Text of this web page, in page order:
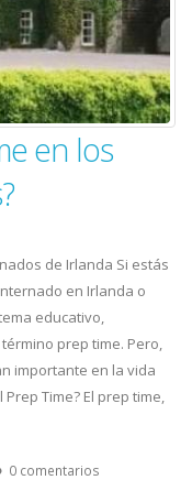
en los
de Irlanda Si estás
en Irlanda o
educativo,
prep time. Pero,
importante en la vida
Time? El prep time,
0 comentarios